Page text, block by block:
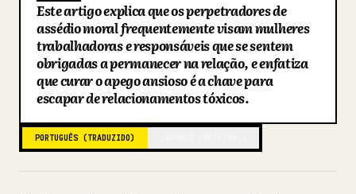
Blogue
Atualizações
Este artigo explica que os perpetradores de
assédio moral frequentemente visam mulheres
trabalhadoras e responsáveis que se sentem
obrigadas a permanecer na relação, e enfatiza
que curar o apego ansioso é a chave para
escapar de relacionamentos tóxicos.
PORTUGUÊS (TRADUZIDO)